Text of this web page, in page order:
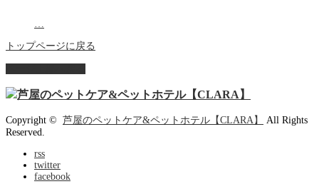
トップページに戻る
Copyright © 芦屋のペットケア&ペットホテル【CLARA】
All Rights
Reserved.
rss
twitter
facebook